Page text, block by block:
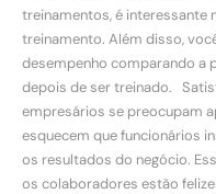
treinamentos, é interessante
treinamento. Além disso,
desempenho comparando a
depois de ser treinado.
empresários se preocupam
esquecem que funcionários
os resultados do negócio.
os colaboradores estão